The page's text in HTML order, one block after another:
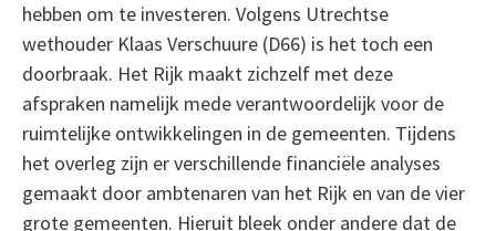
hebben om te investeren. Volgens Utrechtse
wethouder Klaas Verschuure (D66) is het toch een
doorbraak. Het Rijk maakt zichzelf met deze
afspraken namelijk mede verantwoordelijk voor de
ruimtelijke ontwikkelingen in de gemeenten. Tijdens
het overleg zijn er verschillende financiële analyses
gemaakt door ambtenaren van het Rijk en van de vier
grote gemeenten. Hieruit bleek onder andere dat de